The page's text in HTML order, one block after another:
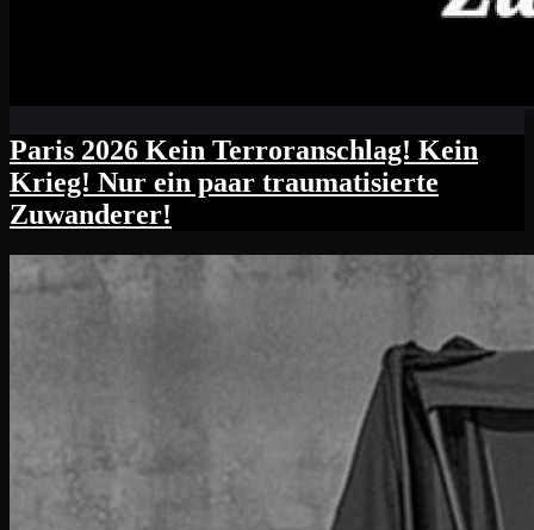
Paris 2026 Kein Terroranschlag! Kein
Krieg! Nur ein paar traumatisierte
Zuwanderer!